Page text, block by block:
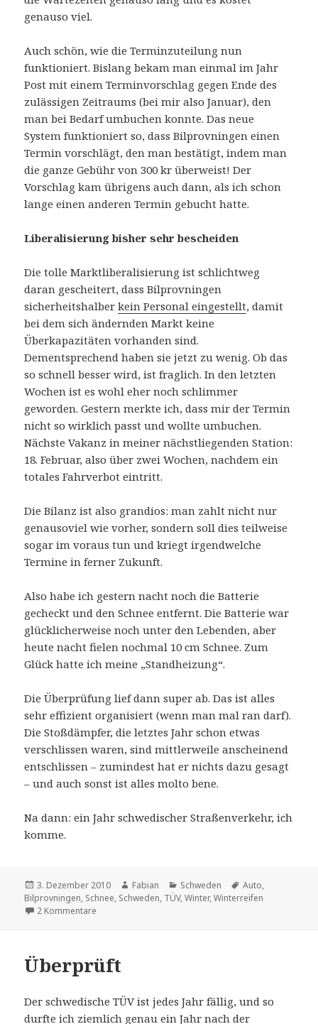
genauso viel.
Auch schön, wie die Terminzuteilung nun
funktioniert. Bislang bekam man einmal im Jahr
Post mit einem Terminvorschlag gegen Ende des
zulässigen Zeitraums (bei mir also Januar), den
man bei Bedarf umbuchen konnte. Das neue
System funktioniert so, dass Bilprovningen einen
Termin vorschlägt, den man bestätigt, indem man
die ganze Gebühr von 300 kr überweist! Der
Vorschlag kam übrigens auch dann, als ich schon
lange einen anderen Termin gebucht hatte.
Liberalisierung bisher sehr bescheiden
Die tolle Marktliberalisierung ist schlichtweg
daran gescheitert, dass Bilprovningen
sicherheitshalberkein Personal eingestellt, damit
bei dem sich ändernden Markt keine
Überkapazitäten vorhanden sind.
Dementsprechend haben sie jetzt zu wenig. Ob das
so schnell besser wird, ist fraglich. In den letzten
Wochen ist es wohl eher noch schlimmer
geworden. Gestern merkte ich, dass mir der Termin
nicht so wirklich passt und wollte umbuchen.
Nächste Vakanz in meiner nächstliegenden Station:
18. Februar, also über zwei Wochen, nachdem ein
totales Fahrverbot eintritt.
Die Bilanz ist also grandios: man zahlt nicht nur
genausoviel wie vorher, sondern soll dies teilweise
sogar im voraus tun und kriegt irgendwelche
Termine in ferner Zukunft.
Also habe ich gestern nacht noch die Batterie
gecheckt und den Schnee entfernt. Die Batterie war
glücklicherweise noch unter den Lebenden, aber
heute nacht fielen nochmal 10 cm Schnee. Zum
Glück hatte ich meine „Standheizung“.
Die Überprüfung lief dann super ab. Das ist alles
sehr effizient organisiert (wenn man mal ran darf).
Die Stoßdämpfer, die letztes Jahr schon etwas
verschlissen waren, sind mittlerweile anscheinend
entschlissen – zumindest hat er nichts dazu gesagt
– und auch sonst ist alles molto bene.
Na dann: ein Jahr schwedischer Straßenverkehr, ich
komme.
Veröffentlicht
am
3. Dezember 2010 Autor
Fabian Kategorien
Schweden Schlagwörter
Auto,
Bilprovningen, Schnee, Schweden, TÜV,Winter,Winterreifen
2 Kommentare
Überprüft
Der schwedische TÜV ist jedes Jahr fällig, und so
durfte ich ziemlich genau ein Jahr nach der